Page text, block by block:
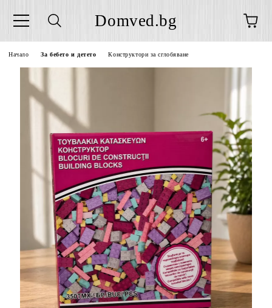
Domved.bg
Начало За бебето и детето Конструктори за сглобяване